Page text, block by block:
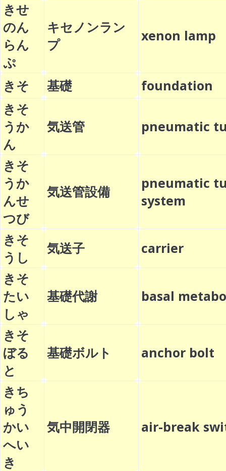
きせ
のん
らん
ぷ
キセノンラン
プ
xenon
きそ 基礎
foundation
きそ
うか
ん
気送管 pneumatic
きそ
うか
んせ
つび
気送管設備
pneumatic
system
きそ
うし
気送子
carrier
きそ
たい
しゃ
基礎代謝 basal
きそ
ぼる
と
基礎ボルト anchor
きち
ゅう
かい
へい
き
気中開閉器 air-break